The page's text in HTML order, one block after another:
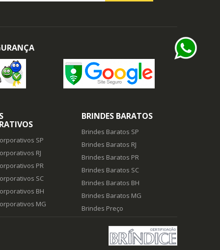
SP
RJ
PR
SC
BH
MG
BRINDES BARATOS
Brindes Baratos SP
Brindes Baratos RJ
Brindes Baratos PR
Brindes Baratos SC
Brindes Baratos BH
Brindes Baratos MG
Brindes Preço